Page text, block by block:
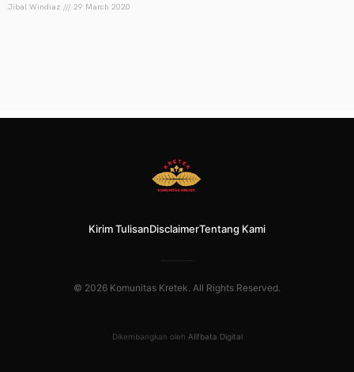
Jibal Windiaz 29 March 2020
Kirim TulisanDisclaimerTentang Kami
© 2026 Komunitas Kretek. All Rights Reserved.
Dikembangkan oleh Alifbata Digital